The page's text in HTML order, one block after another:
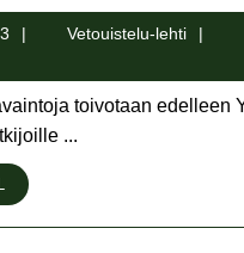
14.9.2023
Vetouistelu-lehti
toivotaan edelleen
...
READ
FULL